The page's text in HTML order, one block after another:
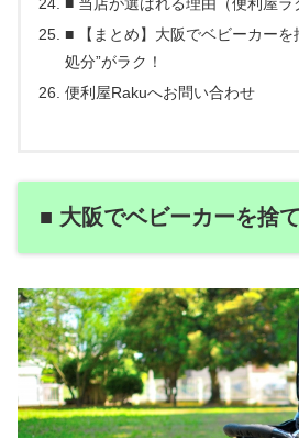
■ 【まとめ】大阪でベビーカーを
処分”がラク！
便利屋Rakuへお問い合わせ
■ 大阪でベビーカーを捨